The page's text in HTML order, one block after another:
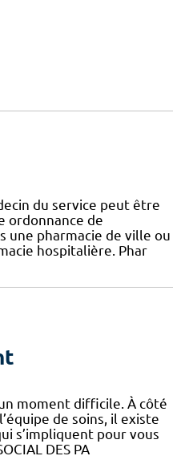
du service peut être
ordonnance de
une pharmacie de ville ou
hospitalière. Phar
moment difficile. À côté
de soins, il existe
s’impliquent pour vous
DES PA